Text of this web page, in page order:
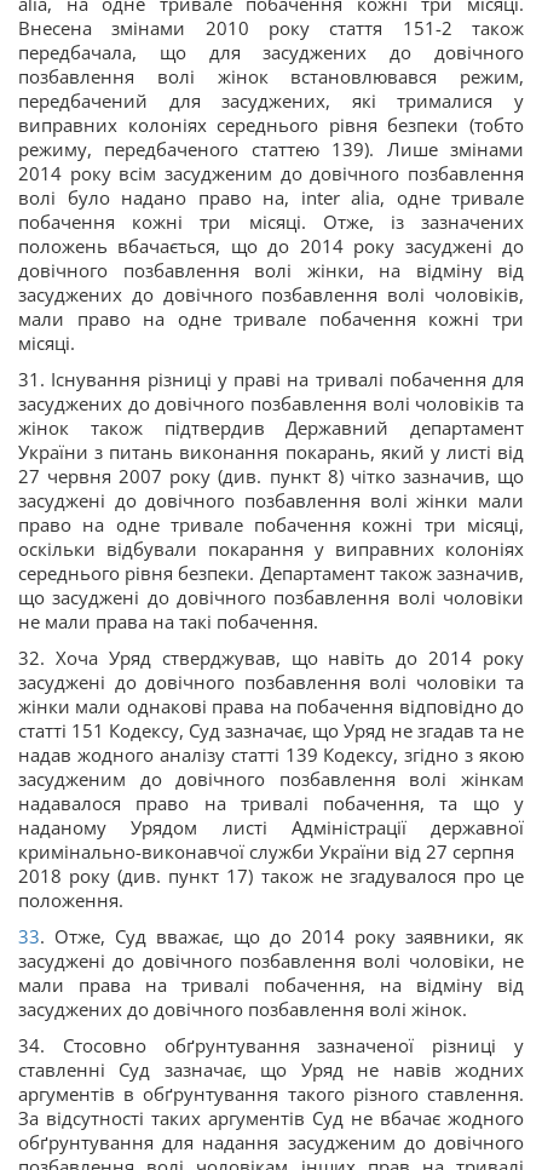
Внесена змінами 2010 року стаття 151-2 також
передбачала, що для засуджених до довічного
позбавлення волі жінок встановлювався режим,
передбачений для засуджених, які трималися у
виправних колоніях середнього рівня безпеки (тобто
режиму, передбаченого статтею 139). Лише змінами
2014 року всім засудженим до довічного позбавлення
волі було надано право на, inter alia, одне тривале
побачення кожні три місяці. Отже, із зазначених
положень вбачається, що до 2014 року засуджені до
довічного позбавлення волі жінки, на відміну від
засуджених до довічного позбавлення волі чоловіків,
мали право на одне тривале побачення кожні три
місяці.
31. Існування різниці у праві на тривалі побачення для
засуджених до довічного позбавлення волі чоловіків та
жінок також підтвердив Державний департамент
України з питань виконання покарань, який у листі від
27 червня 2007 року (див. пункт 8) чітко зазначив, що
засуджені до довічного позбавлення волі жінки мали
право на одне тривале побачення кожні три місяці,
оскільки відбували покарання у виправних колоніях
середнього рівня безпеки. Департамент також зазначив,
що засуджені до довічного позбавлення волі чоловіки
не мали права на такі побачення.
32. Хоча Уряд стверджував, що навіть до 2014 року
засуджені до довічного позбавлення волі чоловіки та
жінки мали однакові права на побачення відповідно до
статті 151 Кодексу, Суд зазначає, що Уряд не згадав та не
надав жодного аналізу статті 139 Кодексу, згідно з якою
засудженим до довічного позбавлення волі жінкам
надавалося право на тривалі побачення, та що у
наданому Урядом листі Адміністрації державної
кримінально-виконавчої служби України від 27 серпня
2018 року (див. пункт 17) також не згадувалося про це
положення.
33. Отже, Суд вважає, що до 2014 року заявники, як
засуджені до довічного позбавлення волі чоловіки, не
мали права на тривалі побачення, на відміну від
засуджених до довічного позбавлення волі жінок.
34. Стосовно обґрунтування зазначеної різниці у
ставленні Суд зазначає, що Уряд не навів жодних
аргументів в обґрунтування такого різного ставлення.
За відсутності таких аргументів Суд не вбачає жодного
обґрунтування для надання засудженим до довічного